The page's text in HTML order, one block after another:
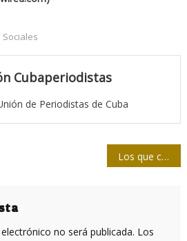
Sociales
Cubaperiodistas
de Periodistas de Cuba
Los que contaminan, los que pagan y los que se enriquecen con el capitalismo verde
no será publicada. Los